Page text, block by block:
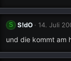
S S!dO 14. Juli
und die kommt am